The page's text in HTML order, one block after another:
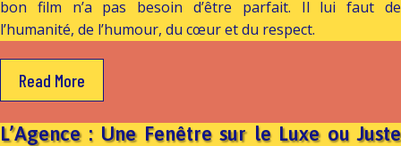
bon film n’a pas besoin d’être parfait. Il lui faut de
l’humanité, de l’humour, du cœur et du respect.
Read More
L’Agence : Une Fenêtre sur le Luxe ou Juste